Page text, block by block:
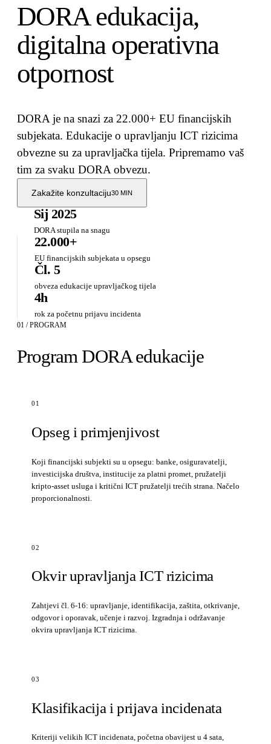
DORA edukacija,
digitalna operativna
otpornost
DORA je na snazi za 22.000+ EU financijskih
subjekata. Edukacije o upravljanju ICT rizicima
obvezne su za upravljačka tijela. Pripremamo vaš
tim za svaku DORA obvezu.
Zakažite konzultaciju30 MIN
Sij 2025
DORA stupila na snagu
22.000+
EU financijskih subjekata u opsegu
Čl. 5
obveza edukacije upravljačkog tijela
4h
rok za početnu prijavu incidenta
01 / PROGRAM
Program DORA edukacije
01
Opseg i primjenjivost
Koji financijski subjekti su u opsegu: banke, osiguravatelji,
investicijska društva, institucije za platni promet, pružatelji
kripto-asset usluga i kritični ICT pružatelji trećih strana. Načelo
proporcionalnosti.
02
Okvir upravljanja ICT rizicima
Zahtjevi čl. 6-16: upravljanje, identifikacija, zaštita, otkrivanje,
odgovor i oporavak, učenje i razvoj. Izgradnja i održavanje
okvira upravljanja ICT rizicima.
03
Klasifikacija i prijava incidenata
Kriteriji velikih ICT incidenata, početna obavijest u 4 sata,